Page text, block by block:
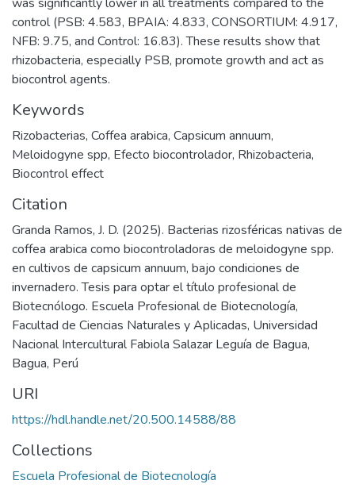
control (PSB: 4.583, BPAIA: 4.833, CONSORTIUM: 4.917,
NFB: 9.75, and Control: 16.83). These results show that
rhizobacteria, especially PSB, promote growth and act as
biocontrol agents.
Keywords
Rizobacterias, Coffea arabica, Capsicum annuum,
Meloidogyne spp, Efecto biocontrolador, Rhizobacteria,
Biocontrol effect
Citation
Granda Ramos, J. D. (2025). Bacterias rizosféricas nativas de
coffea arabica como biocontroladoras de meloidogyne spp.
en cultivos de capsicum annuum, bajo condiciones de
invernadero. Tesis para optar el título profesional de
Biotecnólogo. Escuela Profesional de Biotecnología,
Facultad de Ciencias Naturales y Aplicadas, Universidad
Nacional Intercultural Fabiola Salazar Leguía de Bagua,
Bagua, Perú
URI
https://hdl.handle.net/20.500.14588/88
Collections
Escuela Profesional de Biotecnología